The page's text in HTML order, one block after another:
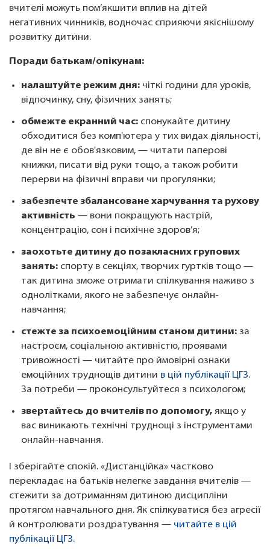
вчителі можуть пом’якшити вплив на дітей
негативних чинників, водночас сприяючи якіснішому
розвитку дитини.
Поради батькам/опікунам:
налаштуйте режим дня: чіткі години для уроків,
відпочинку, сну, фізичних занять;
обмежте екранний час: спонукайте дитину
обходитися без комп'ютера у тих видах діяльності,
де він не є обов'язковим, — читати паперові
книжки, писати від руки тощо, а також робити
перерви на фізичні вправи чи прогулянки;
забезпечте збалансоване харчування та рухову
активність — вони покращують настрій,
концентрацію, сон і психічне здоров’я;
заохотьте дитину до позакласних групових
занять: спорту в секціях, творчих гуртків тощо —
так дитина зможе отримати спілкування наживо з
однолітками, якого не забезпечує онлайн-
навчання;
стежте за психоемоційним станом дитини: за
настроєм, соціальною активністю, проявами
тривожності — читайте про ймовірні ознаки
емоційних труднощів дитини в цій публікації ЦГЗ.
За потреби — проконсультуйтеся з психологом;
звертайтесь до вчителів по допомогу, якщо у
вас виникають технічні труднощі з інструментами
онлайн-навчання.
І зберігайте спокій. «Дистанційка» частково
перекладає на батьків нелегке завдання вчителів —
стежити за дотриманням дитиною дисципліни
протягом навчального дня. Як спілкуватися без агресії
й контролювати роздратування — читайте в цій
публікації ЦГЗ.